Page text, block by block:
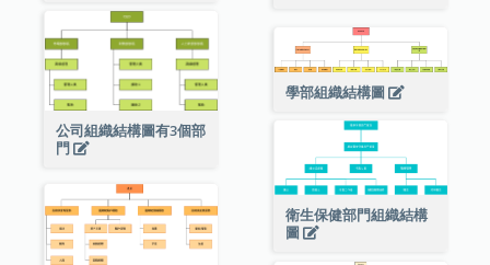
公司組織結構圖有3個部
門
學部組織結構圖
衛生保健部門組織結構
圖